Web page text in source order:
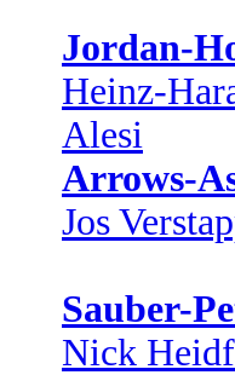
Jordan-
Heinz-
Alesi
Arrows-
Jos
Sauber-
Nick